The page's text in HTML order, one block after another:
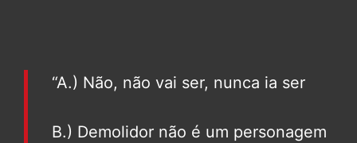
“A.) Não, não vai ser, nunca ia ser
B.) Demolidor não é um personagem